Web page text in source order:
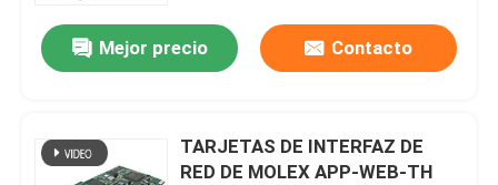
Mejor precio Contacto
TARJETAS DE INTERFAZ DE
RED DE MOLEX APP-WEB-TH